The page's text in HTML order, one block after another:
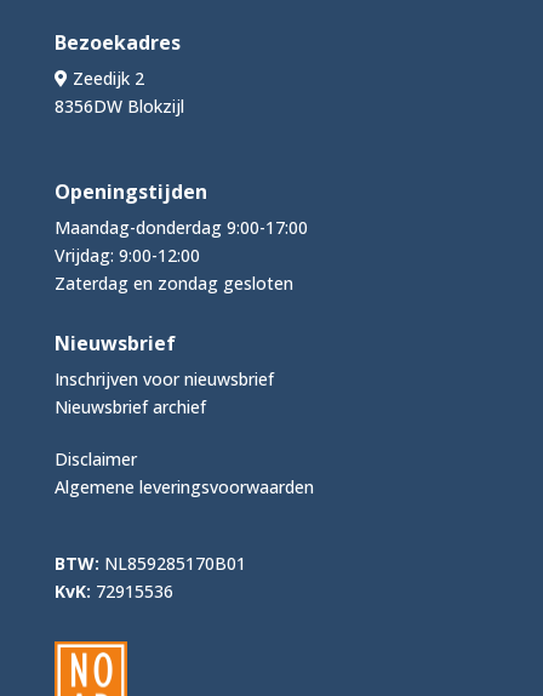
Bezoekadres
Zeedijk 2
8356DW Blokzijl
Openingstijden
Maandag-donderdag 9:00-17:00
Vrijdag: 9:00-12:00
Zaterdag en zondag gesloten
Nieuwsbrief
Inschrijven voor nieuwsbrief
Nieuwsbrief archief
Disclaimer
Algemene leveringsvoorwaarden
BTW: NL859285170B01
KvK: 72915536